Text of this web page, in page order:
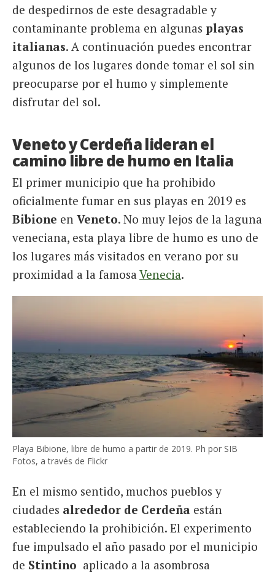
de despedirnos de este desagradable y
contaminante problema en algunas playas
italianas. A continuación puedes encontrar
algunos de los lugares donde tomar el sol sin
preocuparse por el humo y simplemente
disfrutar del sol.
Veneto y Cerdeña lideran el
camino libre de humo en Italia
El primer municipio que ha prohibido
oficialmente fumar en sus playas en 2019 es
Bibione en Veneto. No muy lejos de la laguna
veneciana, esta playa libre de humo es uno de
los lugares más visitados en verano por su
proximidad a la famosa Venecia.
Playa Bibione, libre de humo a partir de 2019. Ph por SIB
Fotos, a través de Flickr
En el mismo sentido, muchos pueblos y
ciudades alrededor de Cerdeña están
estableciendo la prohibición. El experimento
fue impulsado el año pasado por el municipio
de Stintino aplicado a la asombrosa